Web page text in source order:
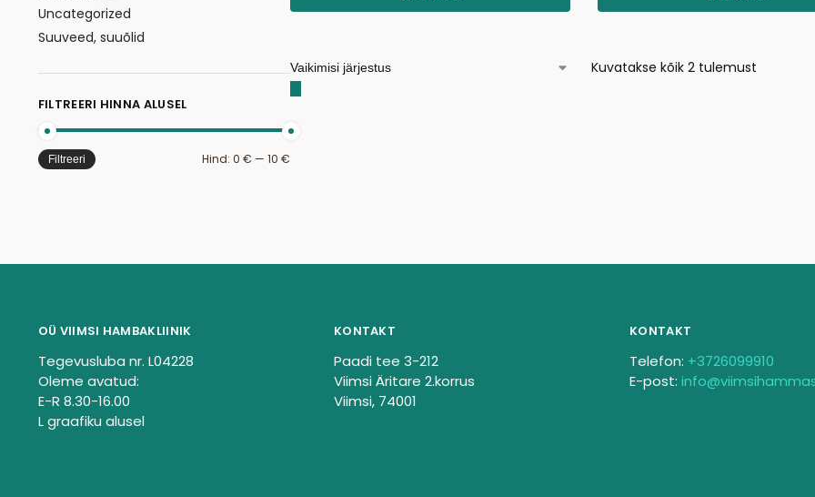
Kuvatakse kõik 2 tulemust
Uncategorized
Suuveed, suuõlid
FILTREERI HINNA ALUSEL
Filtreeri Hind:0 € —10 €
OÜ VIIMSI HAMBAKLIINIK
Tegevusluba nr. L04228
Oleme avatud:
E-R 8.30-16.00
L graafiku alusel
KONTAKT
Paadi tee 3-212
Viimsi Äritare 2.korrus
Viimsi, 74001
KONTAKT
Telefon: +3726099910
E-post: